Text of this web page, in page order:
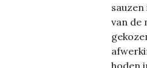
sauzen
van de